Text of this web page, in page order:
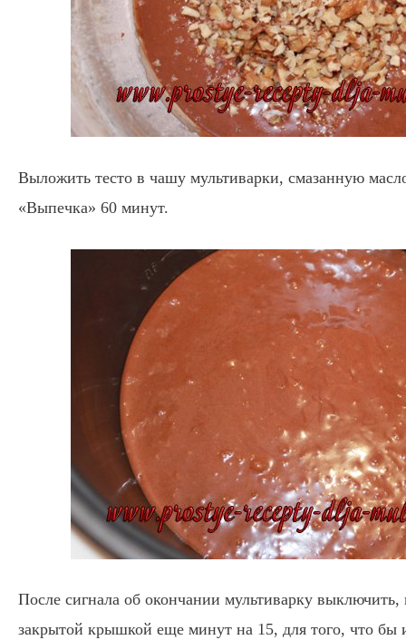
Выложить тесто в чашу мультиварки, смазанную
«Выпечка» 60 минут.
После сигнала об окончании мультиварку выключить,
закрытой крышкой еще минут на 15, для того, что бы